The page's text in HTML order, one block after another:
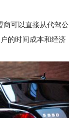
可以直接从代驾公
的时间成本和经济